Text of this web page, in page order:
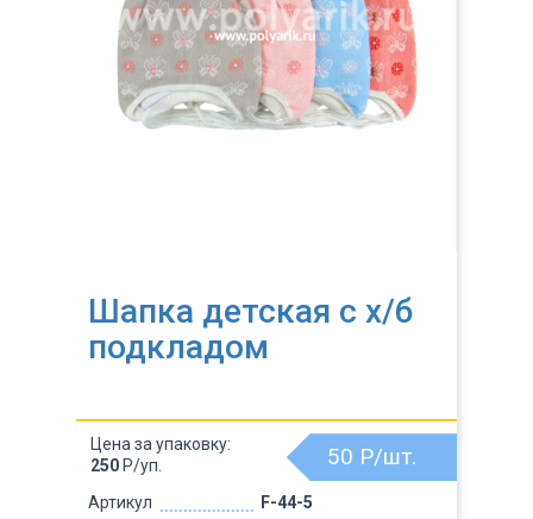
Шапка детская с х/б
подкладом
Артикул
F-44-5
50 Р/шт.
Цена за упаковку:
250 Р/уп.